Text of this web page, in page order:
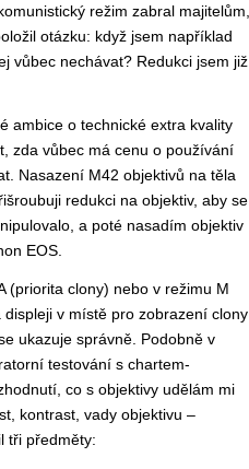
režim zabral majitelům,
otázku: když jsem například
vůbec nechávat? Redukci jsem již
ambice o technické extra kvality
zda vůbec má cenu o používání
Nasazení M42 objektivů na těla
redukci na objektiv, aby se
a poté nasadím objektiv
EOS.
(priorita clony) nebo v režimu M
displeji v místě pro zobrazení clony
ukazuje správně. Podobně v
testování s chartem-
co s objektivy udělám mi
kontrast, vady objektivu –
tři předměty: